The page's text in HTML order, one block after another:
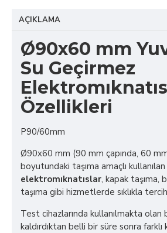
AÇIKLAMA
Ø90x60 mm
Su Geçirmez
Elektromıknatıs
Özellikleri
P90/60mm
Ø90x60 mm (90 mm çapında, 60
boyutundaki taşıma amaçlı
elektromıknatıslar, kapak taşıma,
taşıma gibi hizmetlerde sıklıkla
Test cihazlarında kullanılmakta olan
kaldırdıktan belli bir süre sonra